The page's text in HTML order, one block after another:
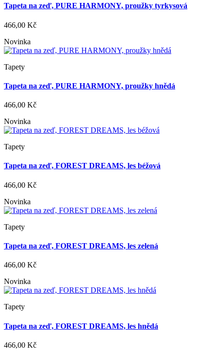
Tapeta na zeď, PURE HARMONY, proužky tyrkysová
466,00 Kč
Novinka
Tapety
Tapeta na zeď, PURE HARMONY, proužky hnědá
466,00 Kč
Novinka
Tapety
Tapeta na zeď, FOREST DREAMS, les béžová
466,00 Kč
Novinka
Tapety
Tapeta na zeď, FOREST DREAMS, les zelená
466,00 Kč
Novinka
Tapety
Tapeta na zeď, FOREST DREAMS, les hnědá
466,00 Kč